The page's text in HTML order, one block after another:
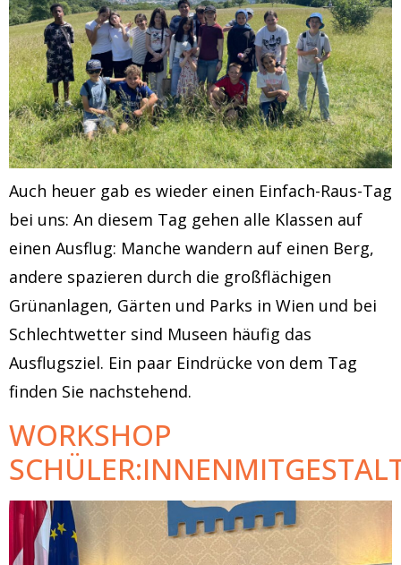
Auch heuer gab es wieder einen Einfach-Raus-Tag
bei uns: An diesem Tag gehen alle Klassen auf
einen Ausflug: Manche wandern auf einen Berg,
andere spazieren durch die großflächigen
Grünanlagen, Gärten und Parks in Wien und bei
Schlechtwetter sind Museen häufig das
Ausflugsziel. Ein paar Eindrücke von dem Tag
finden Sie nachstehend.
WORKSHOP